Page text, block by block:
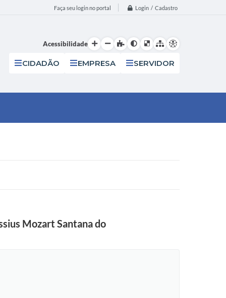
Faça seu login no portal Login / Cadastro
Acessibilidade
CIDADÃO EMPRESA SERVIDOR
Mozart Santana do